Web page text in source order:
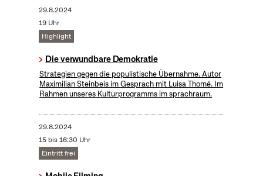
29.8.2024
19 Uhr
Highlight
Die verwundbare Demokratie
Strategien gegen die populistische Übernahme. Autor
Maximilian Steinbeis im Gespräch mit Luisa Thomé. Im
Rahmen unseres Kulturprogramms im sprachraum.
29.8.2024
15 bis 16:30 Uhr
Eintritt frei